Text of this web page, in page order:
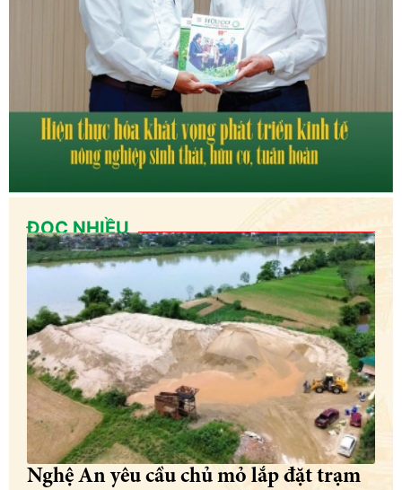
ĐỌC NHIỀU
Nghệ An yêu cầu chủ mỏ lắp đặt trạm